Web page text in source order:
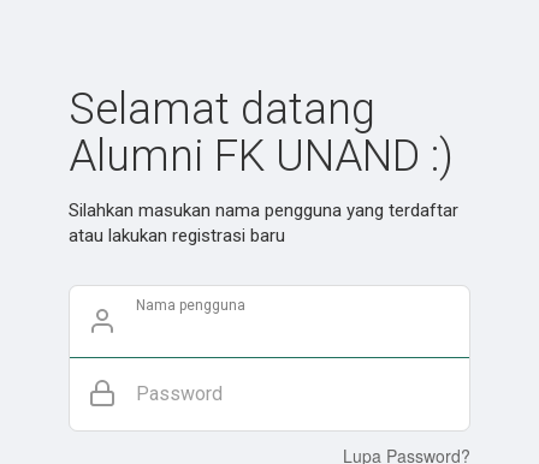
Selamat datang
Alumni FK UNAND :)
Silahkan masukan nama pengguna yang terdaftar
atau lakukan registrasi baru
Nama pengguna
Password
Lupa Password?